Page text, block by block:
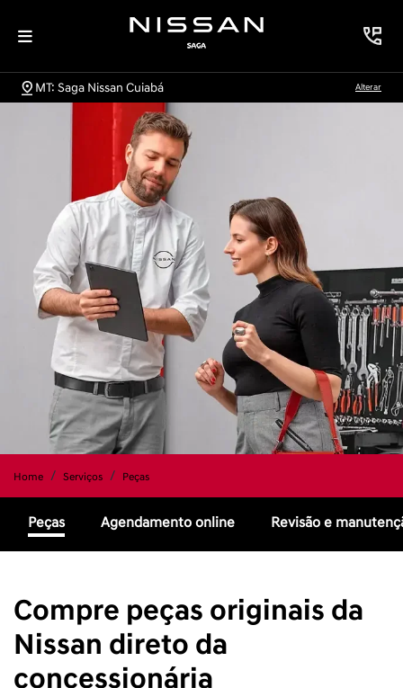
MT: Saga Nissan Cuiabá Alterar
Home Serviços Peças
Agendamento online Revisão e
Peças
Compre peças originais da
Nissan direto da
concessionária